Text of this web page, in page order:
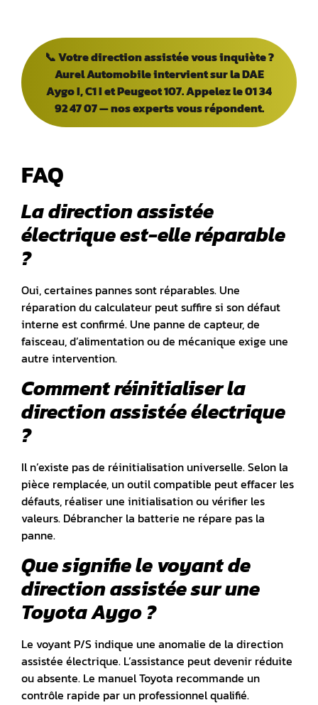
📞 Votre direction assistée vous inquiète ?
Aurel Automobile intervient sur la DAE
Aygo I, C1 I et Peugeot 107. Appelez le 01 34
92 47 07 — nos experts vous répondent.
FAQ
La direction assistée
électrique est-elle réparable
?
Oui, certaines pannes sont réparables. Une
réparation du calculateur peut suffire si son défaut
interne est confirmé. Une panne de capteur, de
faisceau, d’alimentation ou de mécanique exige une
autre intervention.
Comment réinitialiser la
direction assistée électrique
?
Il n’existe pas de réinitialisation universelle. Selon la
pièce remplacée, un outil compatible peut effacer les
défauts, réaliser une initialisation ou vérifier les
valeurs. Débrancher la batterie ne répare pas la
panne.
Que signifie le voyant de
direction assistée sur une
Toyota Aygo ?
Le voyant P/S indique une anomalie de la direction
assistée électrique. L’assistance peut devenir réduite
ou absente. Le manuel Toyota recommande un
contrôle rapide par un professionnel qualifié.